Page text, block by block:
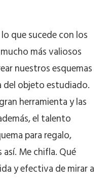
que sucede con los
más valiosos
nuestros esquemas
del objeto estudiado.
herramienta y las
el talento
para regalo,
Me chifla. Qué
y efectiva de mirar a